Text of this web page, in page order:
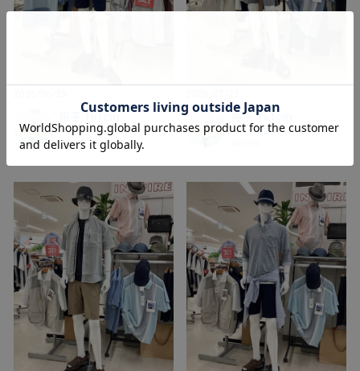
イオン釜石店
INSPIRE
裕子 161cm
イオン釜石店